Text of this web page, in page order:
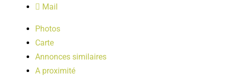
LOISIRS
PUBLICATIONS
Mail
Photos
Carte
Annonces similaires
A proximité